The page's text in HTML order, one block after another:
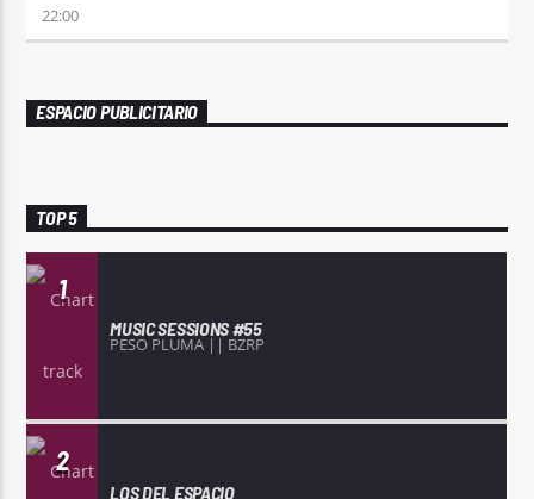
22:00
ESPACIO PUBLICITARIO
TOP 5
1
MUSIC SESSIONS #55
PESO PLUMA || BZRP
2
LOS DEL ESPACIO